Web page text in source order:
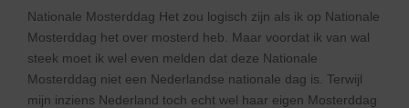
Nationale Mosterddag Het zou logisch zijn als ik op Nationale
Mosterddag het over mosterd heb. Maar voordat ik van wal
steek moet ik wel even melden dat deze Nationale
Mosterddag niet een Nederlandse nationale dag is. Terwijl
mijn inziens Nederland toch echt wel haar eigen Mosterddag